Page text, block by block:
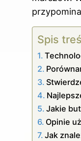
Spis
Jakie
Opinie
Jak